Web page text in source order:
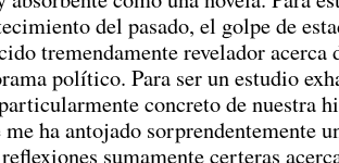
del pasado, el golpe de
tremendamente revelador acerca
político. Para ser un estudio
concreto de nuestra
me ha antojado sorprendentemente
sumamente certeras